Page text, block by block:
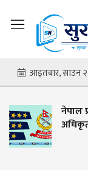
डीएसपीदेखि
रिक्त, बढुवा